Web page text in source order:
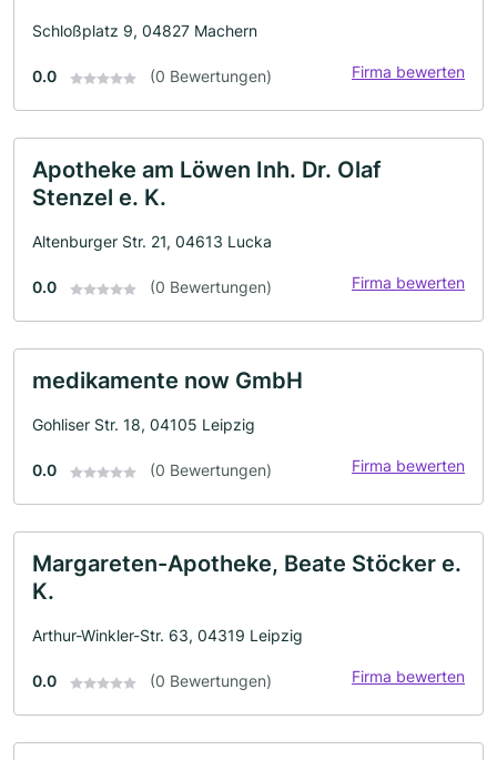
Schloßplatz 9, 04827 Machern
0.0 (0 Bewertungen) Firma bewerten
Apotheke am Löwen Inh. Dr. Olaf
Stenzel e. K.
Altenburger Str. 21, 04613 Lucka
0.0 (0 Bewertungen) Firma bewerten
medikamente now GmbH
Gohliser Str. 18, 04105 Leipzig
0.0 (0 Bewertungen) Firma bewerten
Margareten-Apotheke, Beate Stöcker e.
K.
Arthur-Winkler-Str. 63, 04319 Leipzig
0.0 (0 Bewertungen) Firma bewerten